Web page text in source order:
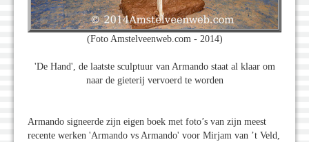
(Foto Amstelveenweb.com - 2014)
'De Hand', de laatste sculptuur van Armando staat al klaar om
naar de gieterij vervoerd te worden
Armando signeerde zijn eigen boek met foto’s van zijn meest
recente werken 'Armando vs Armando' voor Mirjam van ’t Veld,